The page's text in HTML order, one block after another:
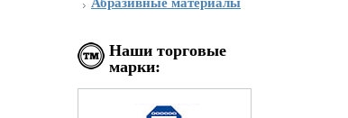
Наши торговые
марки: